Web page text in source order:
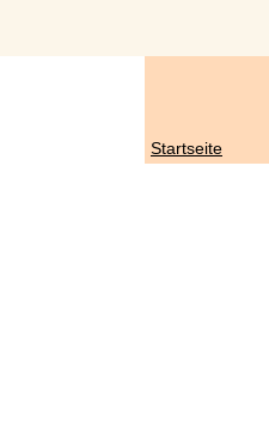
Startseite